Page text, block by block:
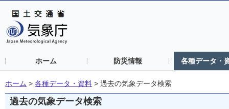
ホーム 防災情報 各種データ・
ホーム > 各種データ・資料 > 過去の気象データ検索
過去の気象データ検索